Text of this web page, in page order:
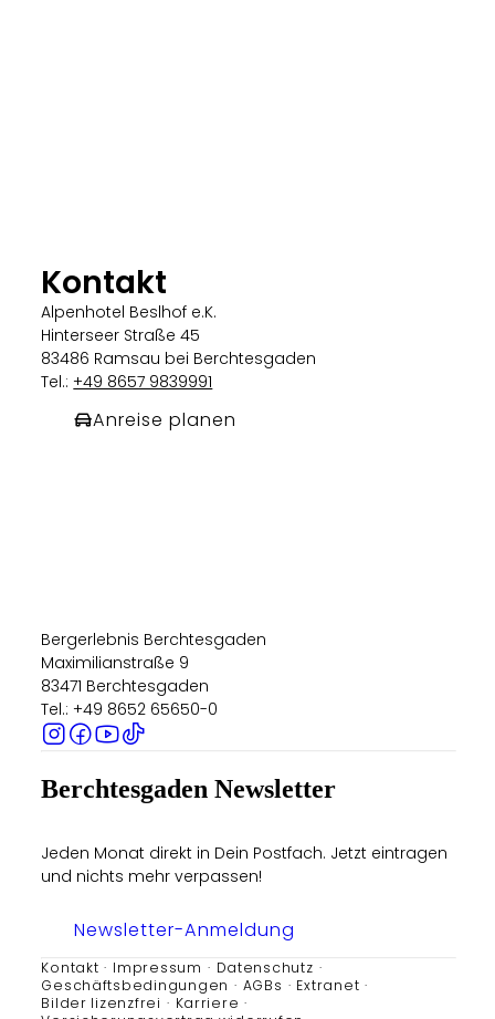
Kontakt
Alpenhotel Beslhof e.K.
Hinterseer Straße 45
83486 Ramsau bei Berchtesgaden
Tel.:+49 8657 9839991
Anreise planen
Bergerlebnis Berchtesgaden
Maximilianstraße 9
83471 Berchtesgaden
Tel.: +49 8652 65650-0
Berchtesgaden Newsletter
Jeden Monat direkt in Dein Postfach. Jetzt eintragen
und nichts mehr verpassen!
Newsletter-Anmeldung
Kontakt Impressum
Datenschutz
Geschäftsbedingungen
AGBs
Extranet
Bilder lizenzfrei
Karriere